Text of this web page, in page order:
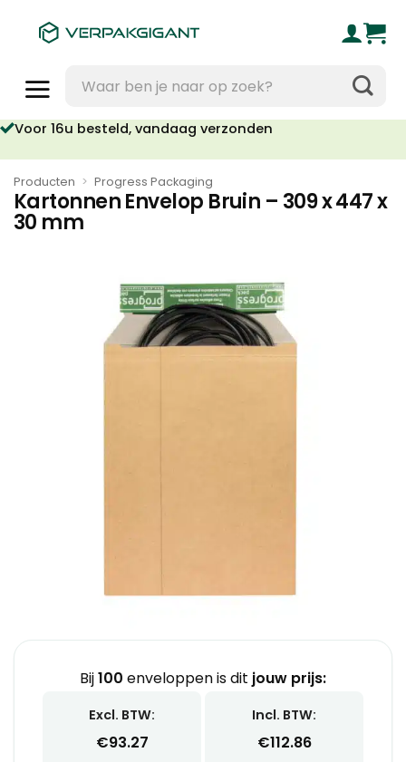
naar:
Voor 16u besteld, vandaag verzonden
Producten > Progress Packaging
Kartonnen Envelop Bruin – 309 x 447 x
30 mm
Bij100 enveloppen is dit jouw prijs:
Excl. BTW:
€93.27
Incl. BTW:
€112.86